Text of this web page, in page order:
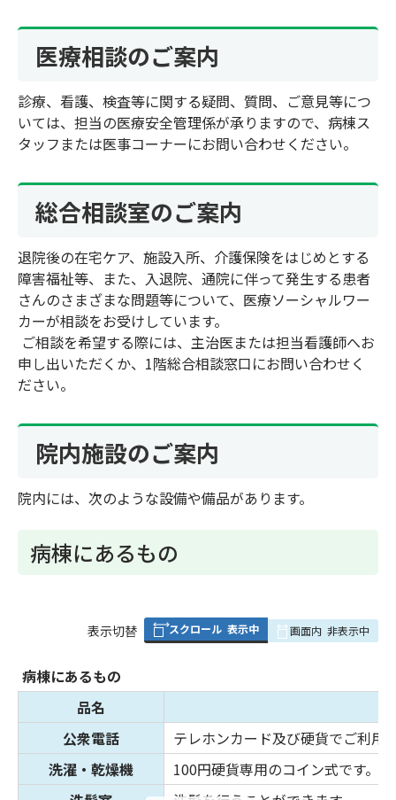
医療相談のご案内
診療、看護、検査等に関する疑問、質問、ご意見等につ
いては、担当の医療安全管理係が承りますので、病棟ス
タッフまたは医事コーナーにお問い合わせください。
総合相談室のご案内
退院後の在宅ケア、施設入所、介護保険をはじめとする
障害福祉等、また、入退院、通院に伴って発生する患者
さんのさまざまな問題等について、医療ソーシャルワー
カーが相談をお受けしています。
ご相談を希望する際には、主治医または担当看護師へお
申し出いただくか、1階総合相談窓口にお問い合わせく
ださい。
院内施設のご案内
院内には、次のような設備や備品があります。
病棟にあるもの
表
み
の
表示切替 スクロール 表示中 画面内 非表示中
病棟にあるもの
品名
公衆電話
テレホンカード及び硬貨でご利用
洗濯・乾燥機
100円硬貨専用のコイン式です。